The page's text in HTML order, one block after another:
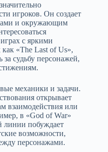
игроков. Он создает
и окружающим
с яркими
«The Last of Us»,
судьбу персонажей,
механики и задачи.
открывает
взаимодействия или
в «God of War»
линии побуждает
возможности,
персонажами.